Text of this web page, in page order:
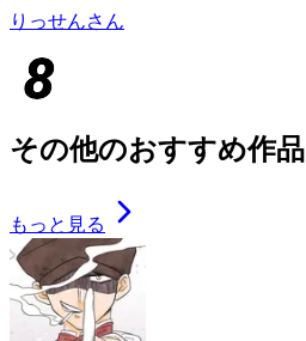
りっせんさん
その他のおすすめ作品
もっと見る